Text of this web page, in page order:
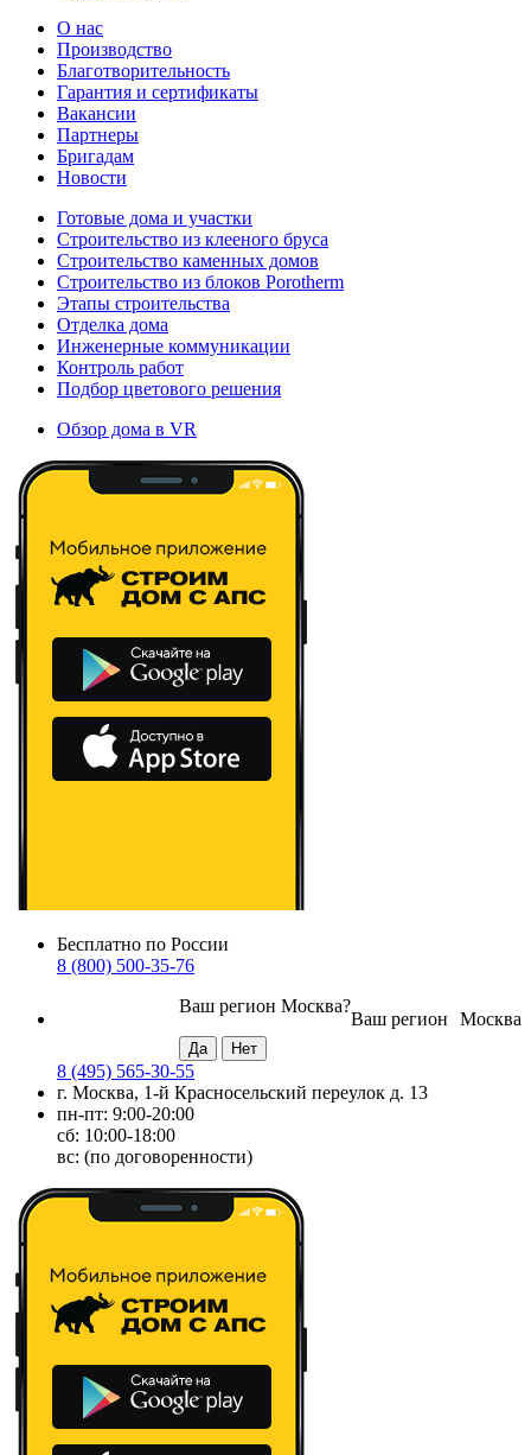
О нас
Производство
Благотворительность
Гарантия и сертификаты
Вакансии
Партнеры
Бригадам
Новости
Готовые дома и участки
Строительство из клееного бруса
Строительство каменных домов
Строительство из блоков Porotherm
Этапы строительства
Отделка дома
Инженерные коммуникации
Контроль работ
Подбор цветового решения
Обзор дома в VR
Бесплатно по России
8 (800) 500-35-76
Москва
Ваш регион
Ваш регион Москва?
8 (495) 565-30-55
г. Москва, 1-й Красносельский переулок д. 13
пн-пт: 9:00-20:00
сб: 10:00-18:00
вс: (по договоренности)